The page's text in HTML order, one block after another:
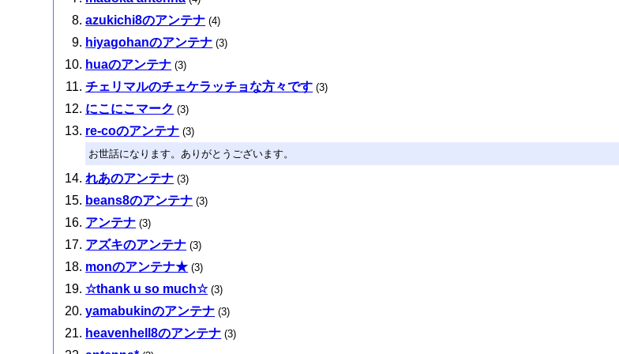
azukichi8のアンテナ (4)
hiyagohanのアンテナ (3)
huaのアンテナ (3)
チェリマルのチェケラッチョな方々です (3)
にこにこマーク (3)
re-coのアンテナ (3)
お世話になります。ありがとうございます。
れあのアンテナ (3)
beans8のアンテナ (3)
アンテナ (3)
アズキのアンテナ (3)
monのアンテナ★ (3)
☆thank u so much☆(3)
yamabukinのアンテナ (3)
heavenhell8のアンテナ (3)